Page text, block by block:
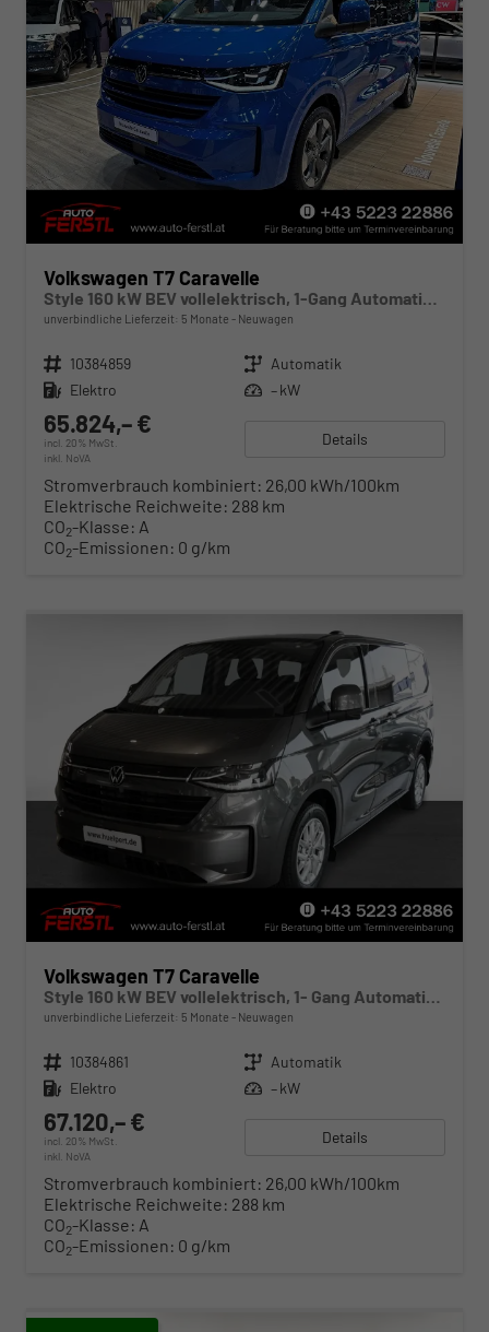
Volkswagen T7 Caravelle
Style 160 kW BEV vollelektrisch, 1-Gang Automatik, Heckantrieb , 8 Sitze, Klimaautomatik 3 Zonen, dunkel eingefärbte Scheiben, Fahrerassistenzpaket Plus,
unverbindliche Lieferzeit: 5 Monate Neuwagen
Fahrzeugnr. 10384859 Getriebe Automatik
Kraftstoff Elektro Leistung – kW
65.824,– €
incl. 20% MwSt.
inkl. NoVA
Details
Stromverbrauch kombiniert: 26,00 kWh/100km
Elektrische Reichweite: 288 km
CO2-Klasse: A
CO2-Emissionen: 0 g/km
Volkswagen T7 Caravelle
Style 160 kW BEV vollelektrisch, 1- Gang Automatik, 8 Sitze, Klimaautomatik 3 Zonen, dunkel eingefärbte Scheiben, Fahrerassistenzpaket Plus, Langer Radstand
unverbindliche Lieferzeit: 5 Monate Neuwagen
Fahrzeugnr. 10384861 Getriebe Automatik
Kraftstoff Elektro Leistung – kW
67.120,– €
incl. 20% MwSt.
inkl. NoVA
Details
Stromverbrauch kombiniert: 26,00 kWh/100km
Elektrische Reichweite: 288 km
CO2-Klasse: A
CO2-Emissionen: 0 g/km